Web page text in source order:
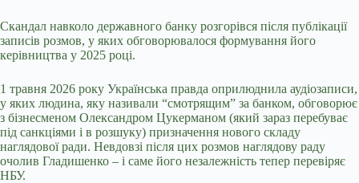
Скандал навколо державного банку розгорівся після публікації
записів розмов, у яких обговорювалося формування його
керівництва у 2025 році.
1 травня 2026 року Українська правда оприлюднила аудіозаписи,
у яких людина, яку називали “смотрящим” за банком, обговорює
з бізнесменом Олександром Цукерманом (який зараз перебуває
під санкціями і в розшуку) призначення нового складу
наглядової ради. Невдовзі після цих розмов наглядову раду
очолив Гладишенко – і саме його незалежність тепер перевіряє
НБУ.